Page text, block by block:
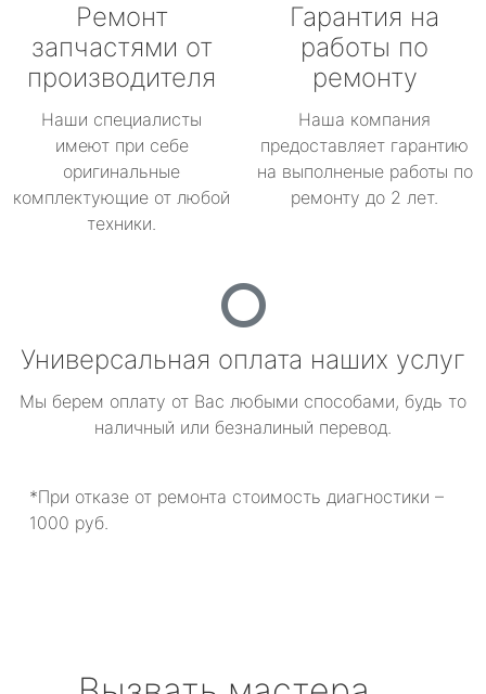
Ремонт
запчастями от
производителя
Наши специалисты
имеют при себе
оригинальные
комплектующие от любой
техники.
Гарантия на
работы по
ремонту
Наша компания
предоставляет гарантию
на выполненые работы по
ремонту до 2 лет.
Универсальная оплата наших услуг
Мы берем оплату от Вас любыми способами, будь то
наличный или безналиный перевод.
*При отказе от ремонта стоимость диагностики –
1000 руб.